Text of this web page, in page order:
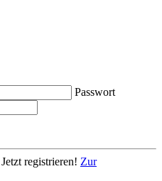
Passwort
registrieren! Zur